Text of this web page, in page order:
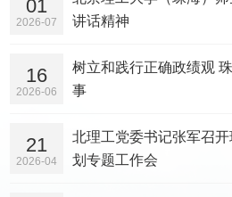
01
2026-07
讲话精神
16
2026-06
树立和践行正确政绩观
事
21
2026-04
北理工党委书记张军召开
划专题工作会